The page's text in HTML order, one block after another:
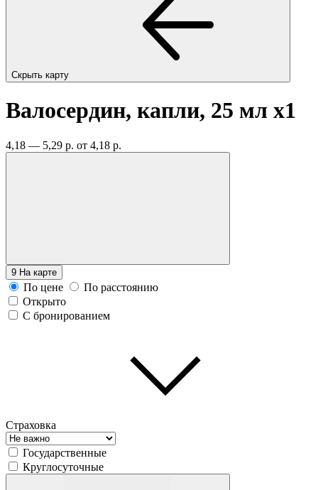
Скрыть карту
Валосердин, капли, 25 мл x1
4,18 — 5,29 р. от 4,18 р.
9 На карте
По цене
По расстоянию
Открыто
С бронированием
Страховка
Государственные
Круглосуточные